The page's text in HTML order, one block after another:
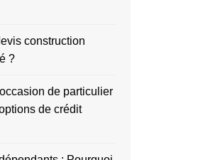
construction
?
de particulier
de crédit